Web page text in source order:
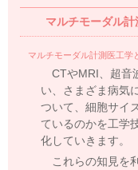
マルチモーダル計
マルチモーダル計測医工学
CTやMRI、超音
い、さまざま病気
ついて、細胞サイ
ているのかを工学
化していきます。
これらの知見を